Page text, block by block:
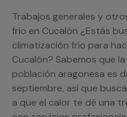
Trabajos generales y
frío en Cucalón ¿Estás
climatización frío para
Cucalón? Sabemos que
población aragonesa es
septiembre, así que
a que el calor te dé una